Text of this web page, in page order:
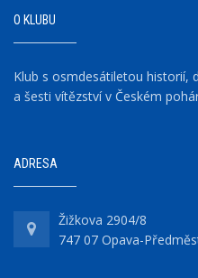
O KLUBU
Klub s osmdesátiletou historií,
a šesti vítězství v Českém
ADRESA
Žižkova 2904/8
747 07 Opava-